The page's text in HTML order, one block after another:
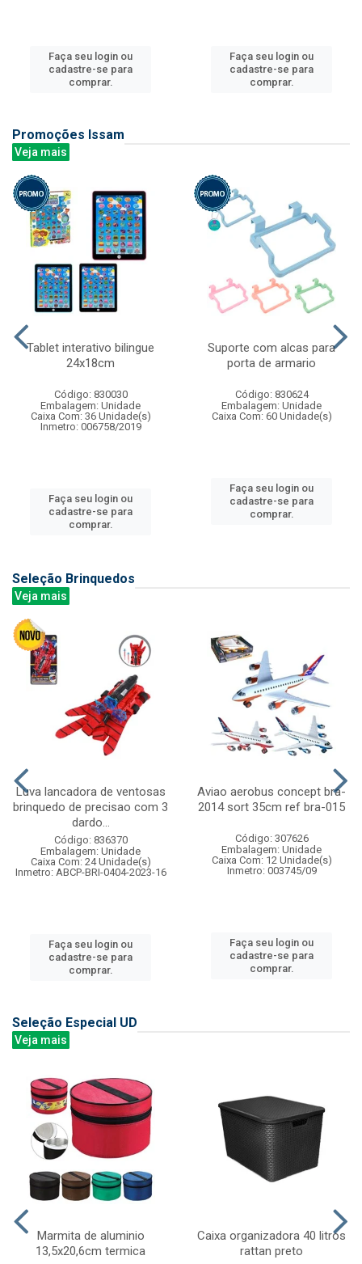
Faça seu login ou
cadastre-se para
comprar.
Faça seu login ou
cadastre-se para
comprar.
Promoções Issam
Veja mais
Tablet interativo bilingue
24x18cm
Código: 830030
Embalagem: Unidade
Caixa Com: 36 Unidade(s)
Inmetro: 006758/2019
Faça seu login ou
cadastre-se para
comprar.
Suporte com alcas para
porta de armario
Código: 830624
Embalagem: Unidade
Caixa Com: 60 Unidade(s)
Faça seu login ou
cadastre-se para
comprar.
Seleção Brinquedos
Veja mais
Luva lancadora de ventosas
brinquedo de precisao com 3
dardo...
Código: 836370
Embalagem: Unidade
Caixa Com: 24 Unidade(s)
Inmetro: ABCP-BRI-0404-2023-16
Faça seu login ou
cadastre-se para
comprar.
Aviao aerobus concept bra-
2014 sort 35cm ref bra-015
Código: 307626
Embalagem: Unidade
Caixa Com: 12 Unidade(s)
Inmetro: 003745/09
Faça seu login ou
cadastre-se para
comprar.
Seleção Especial UD
Veja mais
Marmita de aluminio
13,5x20,6cm termica
Caixa organizadora 40 litros
rattan preto